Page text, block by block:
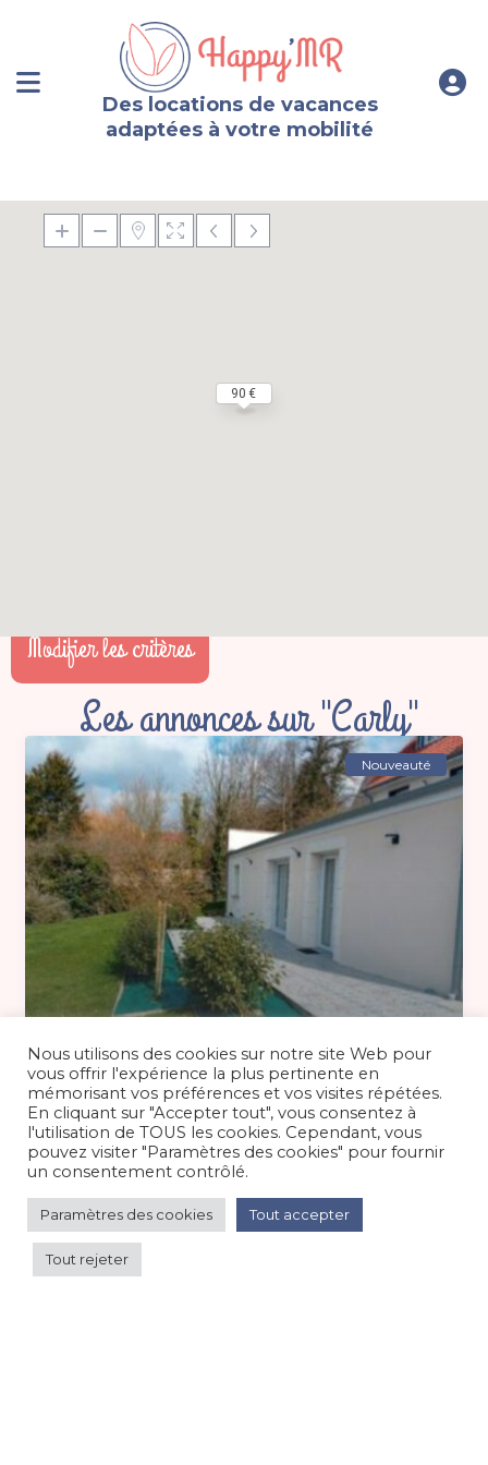
Des locations de vacances
adaptées à votre mobilité
90 €
Modifier les critères
Les annonces sur "Carly"
90 €/nuit
Nouveauté
Maison de vacances 5 personnes en
Côte d’Opale
Maison/villa/chalet/gîte/Bord de mer/océan
Nous utilisons des cookies sur notre site Web pour
vous offrir l'expérience la plus pertinente en
mémorisant vos préférences et vos visites répétées.
En cliquant sur "Accepter tout", vous consentez à
l'utilisation de TOUS les cookies. Cependant, vous
pouvez visiter "Paramètres des cookies" pour fournir
un consentement contrôlé.
Paramètres des cookies Tout accepter
Tout rejeter